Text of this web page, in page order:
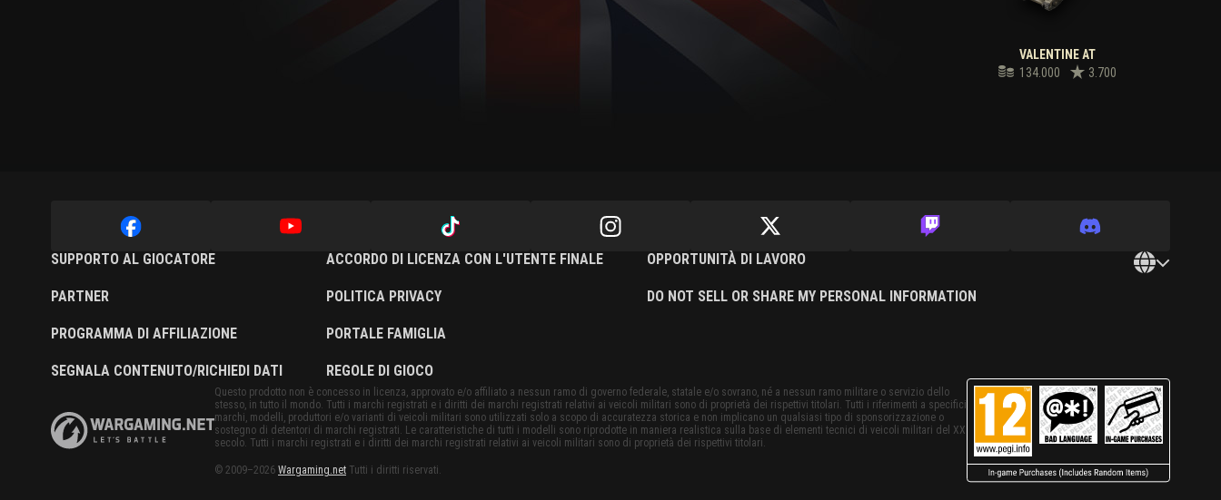
VALENTINE AT
134.000
3.700
SUPPORTO AL GIOCATORE
PARTNER
PROGRAMMA DI AFFILIAZIONE
SEGNALA CONTENUTO/RICHIEDI DATI
ACCORDO DI LICENZA CON L'UTENTE FINALE
POLITICA PRIVACY
PORTALE FAMIGLIA
REGOLE DI GIOCO
OPPORTUNITÀ DI LAVORO
DO NOT SELL OR SHARE MY PERSONAL INFORMATION
Questo prodotto non è concesso in licenza, approvato e/o affiliato a nessun ramo di governo federale, statale e/o sovrano, né a nessun ramo militare o servizio dello
stesso, in tutto il mondo. Tutti i marchi registrati e i diritti dei marchi registrati relativi ai veicoli militari sono di proprietà dei rispettivi titolari. Tutti i riferimenti a specifici
marchi, modelli, produttori e/o varianti di veicoli militari sono utilizzati solo a scopo di accuratezza storica e non implicano un qualsiasi tipo di sponsorizzazione o
sostegno di detentori di marchi registrati. Le caratteristiche di tutti i modelli sono riprodotte in maniera realistica sulla base di elementi tecnici di veicoli militari del XX
secolo. Tutti i marchi registrati e i diritti dei marchi registrati relativi ai veicoli militari sono di proprietà dei rispettivi titolari.
© 2009–2026 Wargaming.net Tutti i diritti riservati.